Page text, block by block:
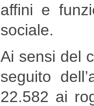
affini e
sociale.
Ai sensi del
seguito
22.582 ai